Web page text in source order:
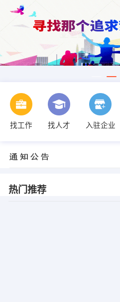
找工作 找人才 入驻企业
热门推荐